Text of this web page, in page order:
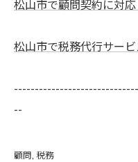
松山市で顧問契約に対
松山市で税務代行サー
--
顧問 税務